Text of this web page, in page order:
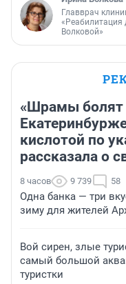
Главврач
«Реабилитация
Волковой»
«Шрамы болят
кислотой по
рассказала о
8 часов 9 739 58
Одна банка — три
зиму для жителей
Вой сирен, злые
самый большой
туристки